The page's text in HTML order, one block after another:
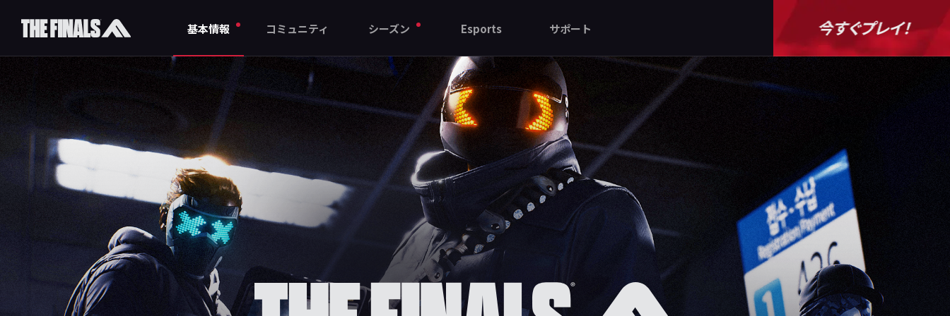
基本情報
世界観
競技者
ゲームモード
コミュニティ
ソーシャルストリーム
X(旧Twitter)
シーズン
シーズン11
過去のシーズン
Esports
THE GRAND MAJOR
サポート
スペック
FAQ